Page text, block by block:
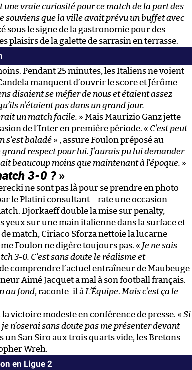
une vraie curiosité pour ce match de la part des
souviens que la ville avait prévu un buffet avec
sous le signe de la gastronomie pour des
plaisirs de la galette de sarrasin en terrasse.
Pendant 25 minutes, les Italiens ne voient
manquent d’ouvrir le score et Jérôme
disaient se méfier de nous et étaient assez
n’étaient pas dans un grand jour.
un match facile. » Mais Maurizio Ganz jette
de l’Inter en première période. « C’est peut-
s’est baladé » , assure Foulon préposé au
grand respect pour lui. J’aurais pu lui demander
beaucoup moins que maintenant à l’époque. »
3-0 ?»
ne sont pas là pour se prendre en photo
le Platini consultant – rate une occasion
Djorkaeff double la mise sur penalty,
yeux sur une main italienne dans la surface et
match, Ciriaco Sforza nettoie la lucarne
Foulon ne digère toujours pas. « Je ne sais
3-0. C’est sans doute le réalisme et
de comprendre l’actuel entraîneur de Maubeuge
Aimé Jacquet a mal à son football français.
au fond, raconte-il à L’Équipe. Mais c’est ça le
victoire modeste en conférence de presse. « Si
n’oserai sans doute pas me présenter devant
un San Siro aux trois quarts vide, les Bretons
Wreh.
en Ligue 2